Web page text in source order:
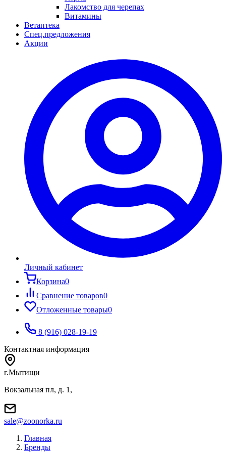
Лакомство для черепах
Витамины
Ветаптека
Спец.предложения
Акции
Личный кабинет
Корзина0
Сравнение товаров0
Отложенные товары0
8 (916) 028-19-19
Контактная информация
г.Мытищи
Вокзальная пл, д. 1,
sale@zoonorka.ru
Главная
Бренды